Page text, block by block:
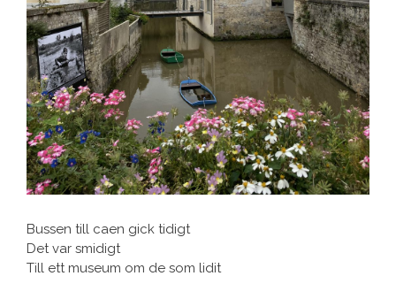
Bussen till caen gick tidigt
Det var smidigt
Till ett museum om de som lidit